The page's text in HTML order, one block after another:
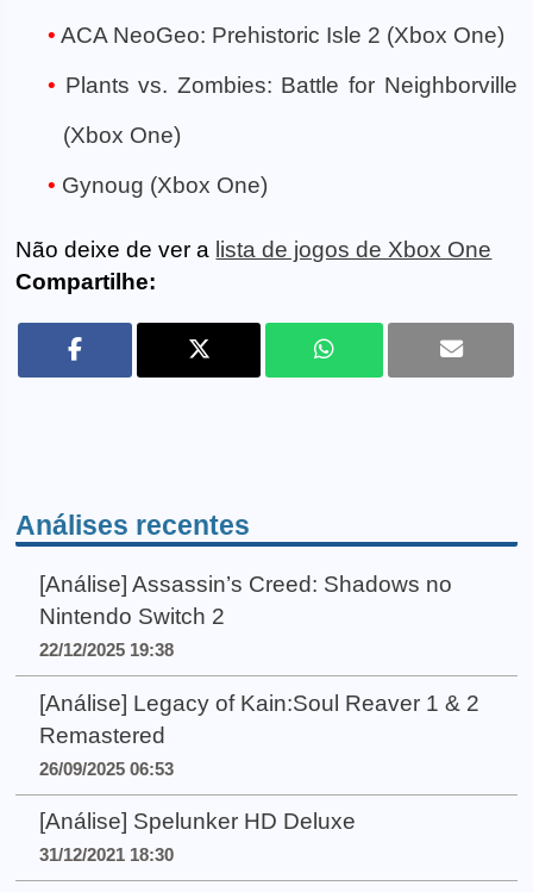
ACA NeoGeo: Prehistoric Isle 2 (Xbox One)
Plants vs. Zombies: Battle for Neighborville
(Xbox One)
Gynoug (Xbox One)
Não deixe de ver a lista de jogos de Xbox One
Compartilhe:
Análises recentes
[Análise] Assassin’s Creed: Shadows no
Nintendo Switch 2
22/12/2025 19:38
[Análise] Legacy of Kain:Soul Reaver 1 & 2
Remastered
26/09/2025 06:53
[Análise] Spelunker HD Deluxe
31/12/2021 18:30